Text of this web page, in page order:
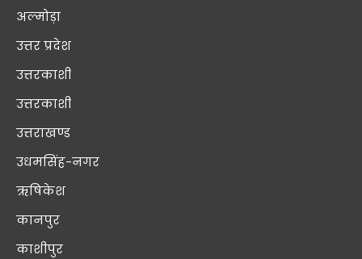
अल्मोड़ा
उत्तर प्रदेश
उत्तरकाशी
उत्तरकाशी
उत्तराखण्ड
उधमसिंह-नगर
ऋषिकेश
कानपुर
काशीपुर